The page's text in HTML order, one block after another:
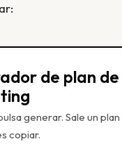
de plan de
generar. Sale un plan
copiar.